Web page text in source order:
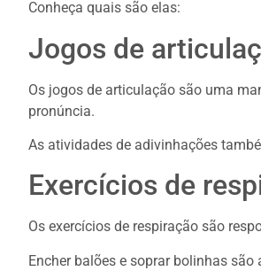
Conheça quais são elas:
Jogos de
Os jogos de articulação são uma
pronúncia.
As atividades de adivinhações
Exercícios de
Os exercícios de respiração são
Encher balões e soprar bolinhas